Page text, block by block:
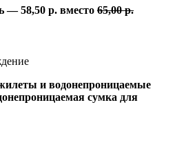
— 58,50 р. вместо 65,00 р.
и водонепроницаемые
сумка для